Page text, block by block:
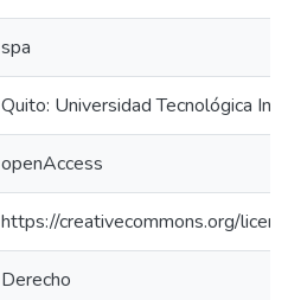
spa
Quito: Universidad Tecnológica
openAccess
https://creativecommons.org/
Derecho